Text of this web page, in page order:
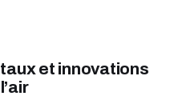
et innovations